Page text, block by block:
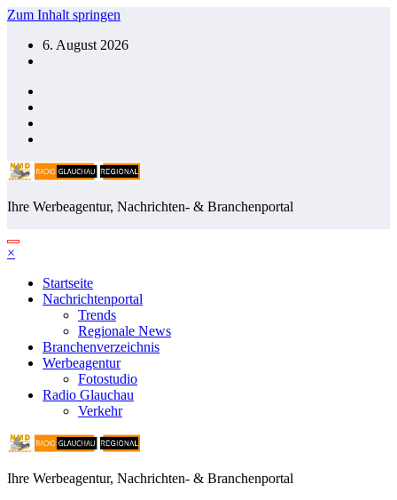
Zum Inhalt springen
6. August 2026
Ihre Werbeagentur, Nachrichten- & Branchenportal
×
Startseite
Nachrichtenportal
Trends
Regionale News
Branchenverzeichnis
Werbeagentur
Fotostudio
Radio Glauchau
Verkehr
Ihre Werbeagentur, Nachrichten- & Branchenportal